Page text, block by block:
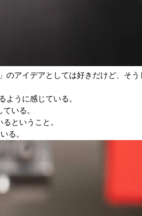
のアイデアとしては好きだけど、そ
ように感じている。
いる。
ということ。
る。